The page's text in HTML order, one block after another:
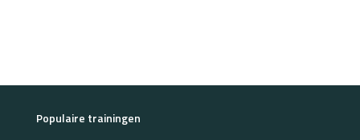
Populaire trainingen